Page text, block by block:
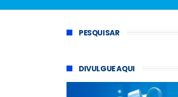
PESQUISAR
DIVULGUE AQUI